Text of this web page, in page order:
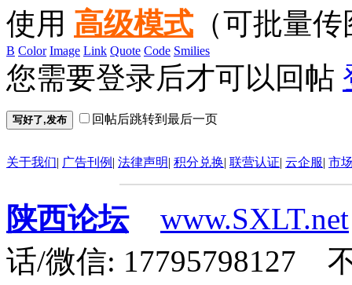
使用 高级模式 （可批量
B Color Image Link Quote Code Smilies
您需要登录后才可以回帖
写好了,发布 回帖后跳转到最后一页
关于我们| 广告刊例 | 法律声明| 积分兑换| 联营认证| 云企服| 市
陕西论坛 www.SXLT.net
话/微信: 17795798127